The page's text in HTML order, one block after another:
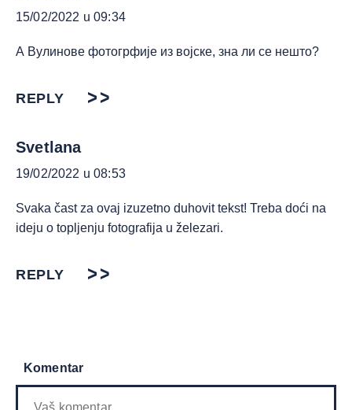
15/02/2022 u 09:34
А Вулинове фотогрфије из војске, зна ли се нешто?
REPLY
Svetlana
19/02/2022 u 08:53
Svaka čast za ovaj izuzetno duhovit tekst! Treba doći na
ideju o topljenju fotografija u železari.
REPLY
Komentar